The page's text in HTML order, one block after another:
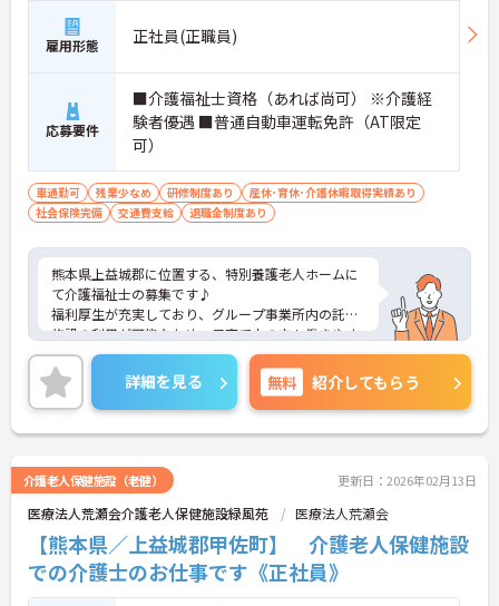
雇用形態 正社員(正職員)
応募要件
■介護福祉士資格（あれば尚可） ※介護経
験者優遇 ■普通自動車運転免許（AT限定
可）
車通勤可 残業少なめ 研修制度あり
産休･育休･介護休暇取得実績あり
社会保険完備
交通費支給 退職金制度あり
熊本県上益城郡に位置する、特別養護老人ホームに
て介護福祉士の募集です♪
福利厚生が充実しており、グループ事業所内の託児
施設の利用が可能なため、子育て中の方も働きやす
い職後なっております◎
また、エルダー制度があり、介護業務が初めての方
もスタッフがマンツーマンでサポートしますので、
安心です♪
ご興味がある方には、面接のポイントなどさらに詳
い。
詳細を見る 無料 紹介してもらう
介護老人保健施設（老健） 更新日：2026年02月13日
医療法人荒瀬会介護老人保健施設緑風苑 医療法人荒瀬会
【熊本県／上益城郡甲佐町】 介護老人保健施設
での介護士のお仕事です《正社員》